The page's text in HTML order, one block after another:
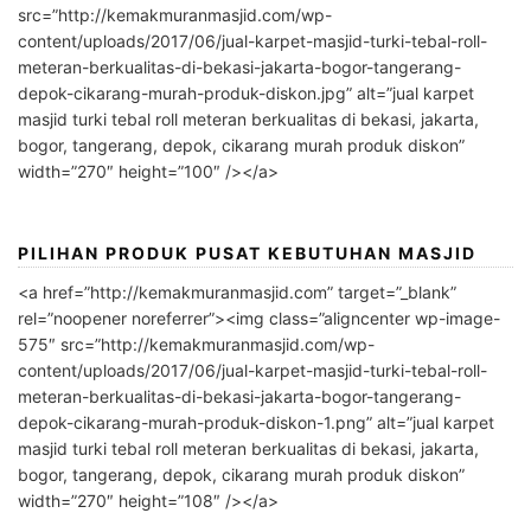
src=”http://kemakmuranmasjid.com/wp-
content/uploads/2017/06/jual-karpet-masjid-turki-tebal-roll-
meteran-berkualitas-di-bekasi-jakarta-bogor-tangerang-
depok-cikarang-murah-produk-diskon.jpg” alt=”jual karpet
masjid turki tebal roll meteran berkualitas di bekasi, jakarta,
bogor, tangerang, depok, cikarang murah produk diskon”
width=”270″ height=”100″ /></a>
PILIHAN PRODUK PUSAT KEBUTUHAN MASJID
<a href=”http://kemakmuranmasjid.com” target=”_blank”
rel=”noopener noreferrer”><img class=”aligncenter wp-image-
575″ src=”http://kemakmuranmasjid.com/wp-
content/uploads/2017/06/jual-karpet-masjid-turki-tebal-roll-
meteran-berkualitas-di-bekasi-jakarta-bogor-tangerang-
depok-cikarang-murah-produk-diskon-1.png” alt=”jual karpet
masjid turki tebal roll meteran berkualitas di bekasi, jakarta,
bogor, tangerang, depok, cikarang murah produk diskon”
width=”270″ height=”108″ /></a>